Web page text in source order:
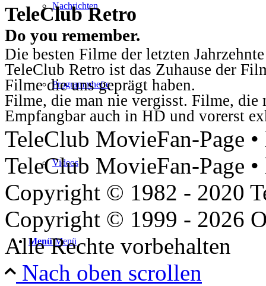
Nachrichten
Programmhefte
Videos
Menü Menü
TeleClub Retro
Do you remember.
Die besten Filme der letzten
TeleClub Retro ist das Zuhause der
Filme die uns geprägt haben.
Filme, die man nie vergisst. Filme, die
Empfangbar auch in HD und vorerst
TeleClub MovieFan-Page
TeleClub MovieFan-Page
Copyright © 1982 - 2020
Copyright © 1999 - 2026
Alle Rechte vorbehalten
Nach oben scrollen